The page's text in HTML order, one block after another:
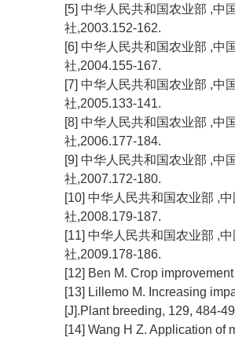
[5] 中华人民共和国农业部 ,中
社,2003.152-162.
[6] 中华人民共和国农业部 ,中
社,2004.155-167.
[7] 中华人民共和国农业部 ,中
社,2005.133-141.
[8] 中华人民共和国农业部 ,中
社,2006.177-184.
[9] 中华人民共和国农业部 ,中
社,2007.172-180.
[10] 中华人民共和国农业部 ,
社,2008.179-187.
[11] 中华人民共和国农业部 ,
社,2009.178-186.
[12] Ben M. Crop
[13] Lillemo M. Increasing
[J].Plant breeding, 129, 484-
[14] Wang H Z. Application of